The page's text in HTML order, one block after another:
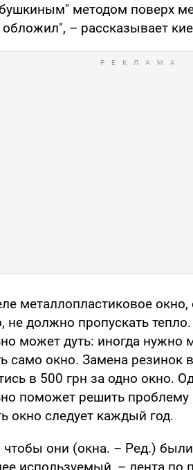
методом поверх
обложил", – рассказывает
металлопластиковое окно,
не должно пропускать
может дуть: иногда нужно
само окно. Замена резинок
в 500 грн за одно окно.
поможет решить
окно следует каждый год.
чтобы они (окна. – Ред.)